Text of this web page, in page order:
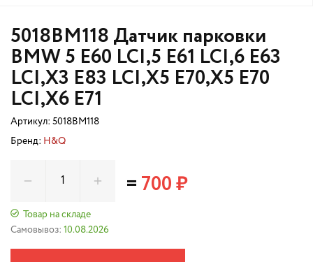
5018BM118 Датчик парковки
BMW 5 E60 LCI,5 E61 LCI,6 E63
LCI,X3 E83 LCI,X5 E70,X5 E70
LCI,X6 E71
Артикул: 5018BM118
Бренд: H&Q
Товар на складе
Самовывоз: 10.08.2026
=700 ₽